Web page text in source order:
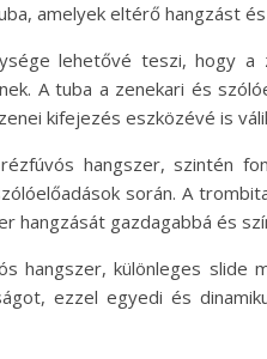
amelyek eltérő hangzást
lehetővé teszi, hogy
A tuba a zenekari és
kifejezés eszközévé is
hangszer, szintén
során. A
hangzását gazdagabbá és
hangszer, különleges slide
ezzel egyedi és